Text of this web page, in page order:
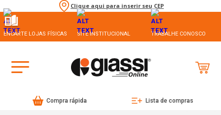
Clique aqui para inserir seu CEP
ENCARTE LOJAS FÍSICAS SITE INSTITUCIONAL TRABALHE CONOSCO
Compra rápida Lista de compras